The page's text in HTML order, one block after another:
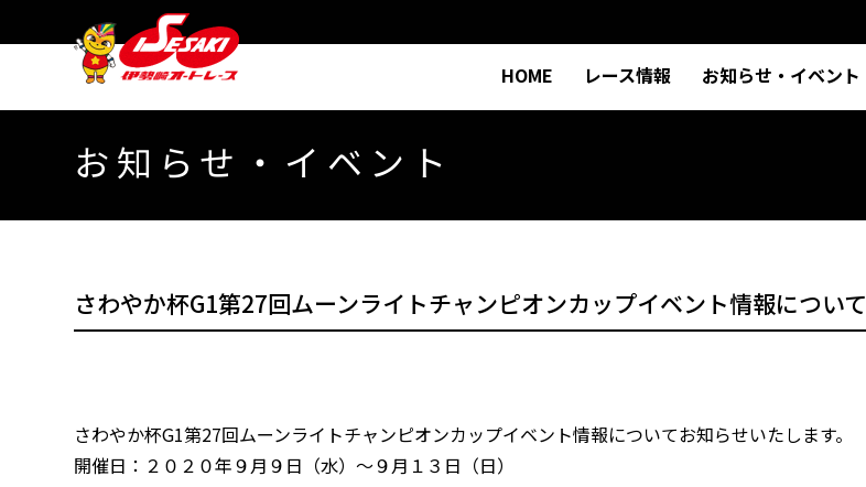
HOME レース情報 お知らせ・イベント
お知らせ・イベント
さわやか杯G1第27回ムーンライトチャンピオンカップイベント情報について
さわやか杯G1第27回ムーンライトチャンピオンカップイベント情報についてお知らせいたします。
開催日：２０２０年９月９日（水）～９月１３日（日）